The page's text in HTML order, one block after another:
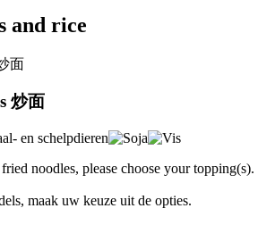
and rice
炒面
noodles, please choose your topping(s).
maak uw keuze uit de opties.